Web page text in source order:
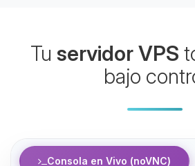
Tu servidor VPS
bajo
Consola en Vivo (noVNC)
hablar! Soy Choupy, tu
asistente de BoxToPlay.
que necesitas y moveré
07/08/2026 13:58